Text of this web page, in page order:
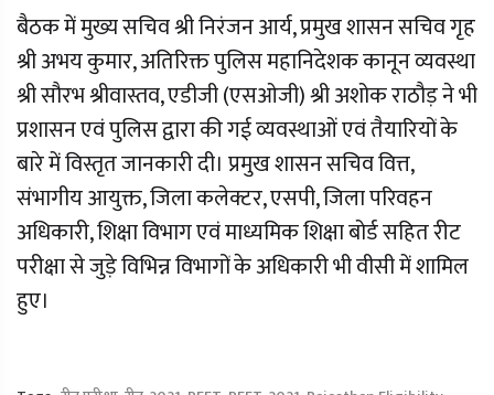
बैठक में मुख्य सचिव श्री निरंजन आर्य, प्रमुख शासन सचिव गृह
श्री अभय कुमार, अतिरिक्त पुलिस महानिदेशक कानून व्यवस्था
श्री सौरभ श्रीवास्तव, एडीजी (एसओजी) श्री अशोक राठौड़ ने भी
प्रशासन एवं पुलिस द्वारा की गई व्यवस्थाओं एवं तैयारियों के
बारे में विस्तृत जानकारी दी। प्रमुख शासन सचिव वित्त,
संभागीय आयुक्त, जिला कलेक्टर, एसपी, जिला परिवहन
अधिकारी, शिक्षा विभाग एवं माध्यमिक शिक्षा बोर्ड सहित रीट
परीक्षा से जुड़े विभिन्न विभागों के अधिकारी भी वीसी में शामिल
हुए।